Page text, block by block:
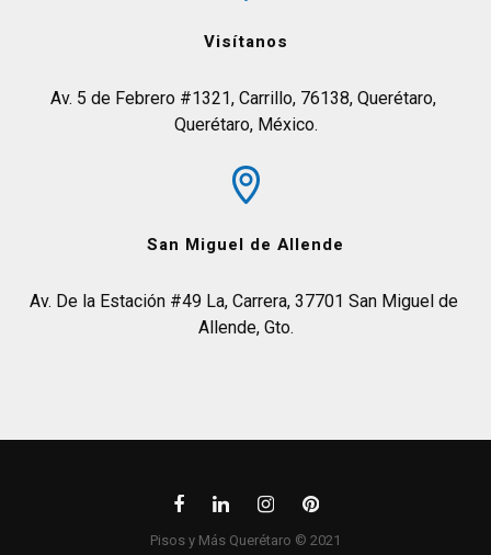
Visítanos
Av. 5 de Febrero #1321, Carrillo, 76138, Querétaro,
Querétaro, México.
San Miguel de Allende
Av. De la Estación #49 La, Carrera, 37701 San Miguel de
Allende, Gto.
Pisos y Más Querétaro © 2021